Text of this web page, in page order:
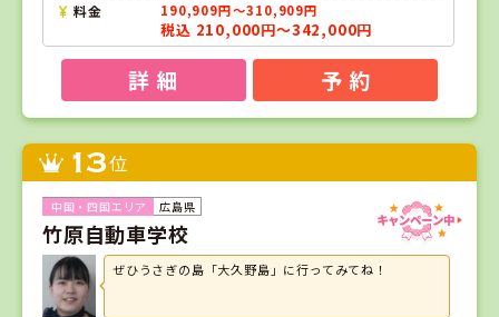
料金 190,909円～310,909円
税込 210,000円～342,000円
詳 細 予 約
13位
広島県
竹原自動車学校
ぜひうさぎの島「大久野島」に行ってみてね！